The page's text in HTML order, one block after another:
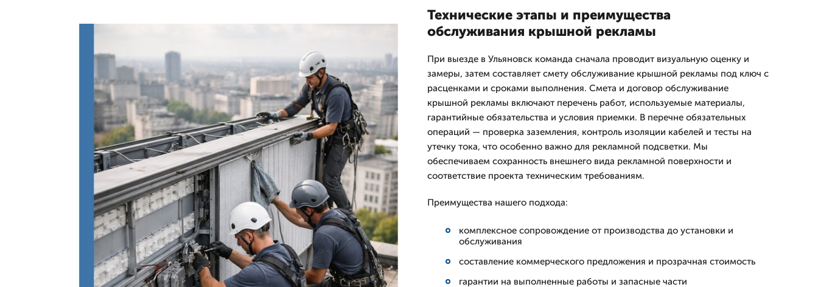
Технические этапы и преимущества
обслуживания крышной рекламы
При выезде в Ульяновск команда сначала проводит визуальную оценку и
замеры, затем составляет смету обслуживание крышной рекламы под ключ с
расценками и сроками выполнения. Смета и договор обслуживание
крышной рекламы включают перечень работ, используемые материалы,
гарантийные обязательства и условия приемки. В перечне обязательных
операций — проверка заземления, контроль изоляции кабелей и тесты на
утечку тока, что особенно важно для рекламной подсветки. Мы
обеспечиваем сохранность внешнего вида рекламной поверхности и
соответствие проекта техническим требованиям.
Преимущества нашего подхода:
комплексное сопровождение от производства до установки и
обслуживания
составление коммерческого предложения и прозрачная стоимость
гарантии на выполненные работы и запасные части